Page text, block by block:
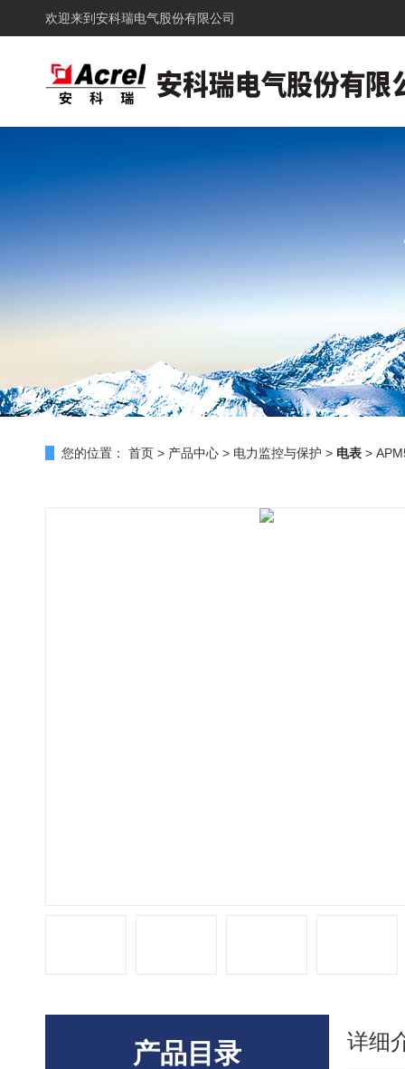
欢迎来到 安科瑞电气股份有限公司
您的位置： 首页 > 产品中心 > 电力监控与保护 > 电表 >
产品目录 详细